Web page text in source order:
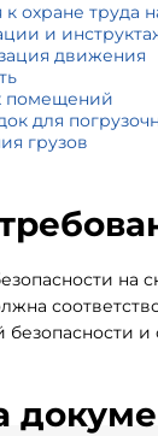
охране труда
и
движения
помещений
для
грузов
на
и